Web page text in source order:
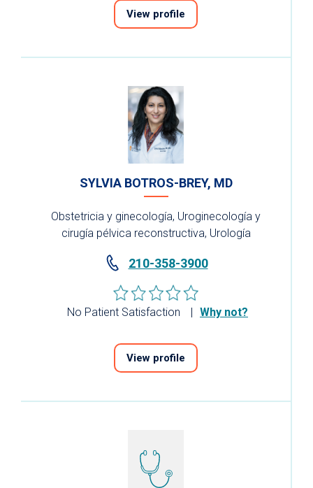
View profile
SYLVIA BOTROS-BREY, MD
Obstetricia y ginecología, Uroginecología y
cirugía pélvica reconstructiva, Urología
210-358-3900
No Patient Satisfaction Why not?
View profile